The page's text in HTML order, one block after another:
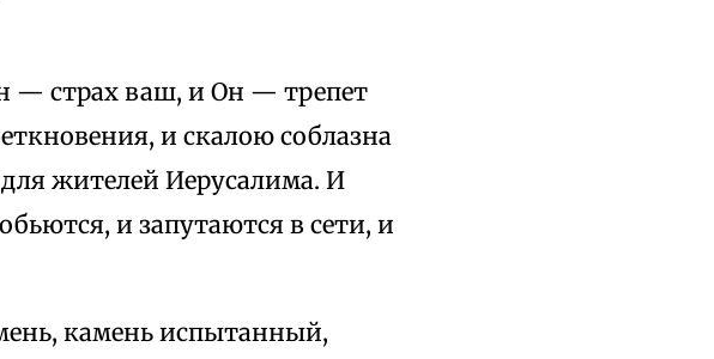
— страх ваш, и Он — трепет
и скалою соблазна
жителей Иерусалима. И
и запутаются в сети, и
камень испытанный,